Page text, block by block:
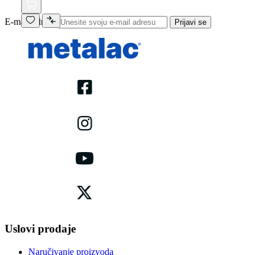
E-mail adresa Prijavi se
Uslovi prodaje
Naručivanje proizvoda